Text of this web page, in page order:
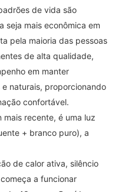
de vida são
seja mais econômica em
pela maioria das pessoas
de alta qualidade,
em manter
naturais, proporcionando
confortável.
mais recente, é uma luz
+ branco puro), a
de calor ativa, silêncio
a funcionar